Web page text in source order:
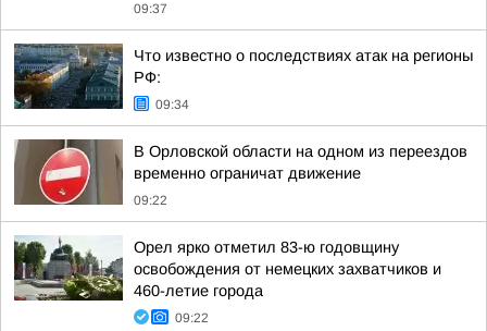
09:37
Что известно о последствиях атак на регионы
РФ:
09:34
В Орловской области на одном из переездов
временно ограничат движение
09:22
Орел ярко отметил 83-ю годовщину
освобождения от немецких захватчиков и
460-летие города
09:22